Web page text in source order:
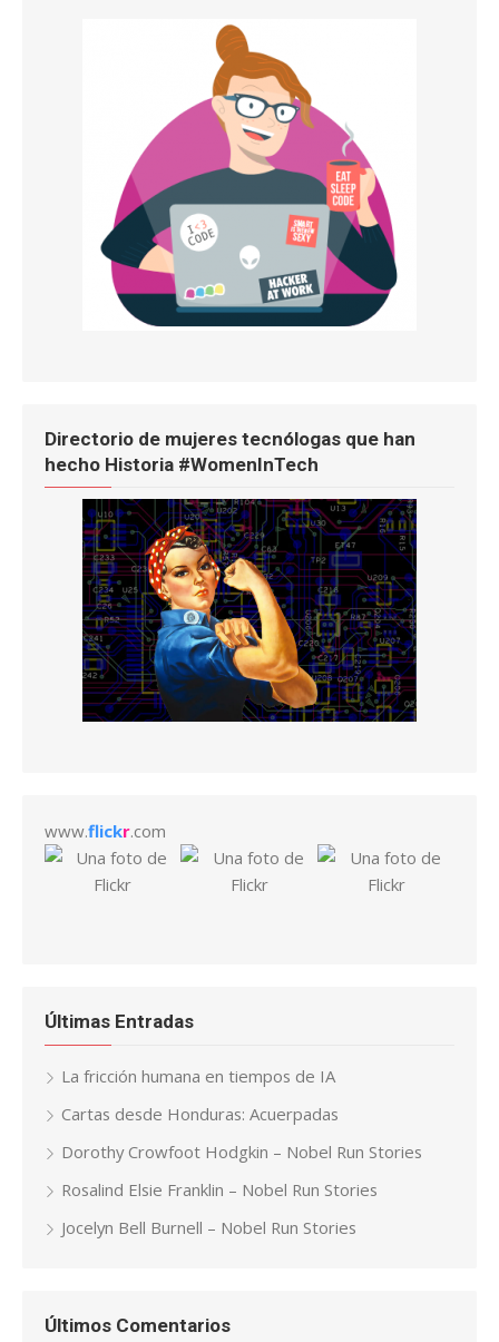
Directorio de mujeres tecnólogas que han
hecho Historia #WomenInTech
www.flickr.com
Últimas Entradas
La fricción humana en tiempos de IA
Cartas desde Honduras: Acuerpadas
Dorothy Crowfoot Hodgkin – Nobel Run Stories
Rosalind Elsie Franklin – Nobel Run Stories
Jocelyn Bell Burnell – Nobel Run Stories
Últimos Comentarios